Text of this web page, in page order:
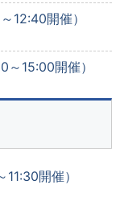
12:40開催）
15:00開催）
開催）